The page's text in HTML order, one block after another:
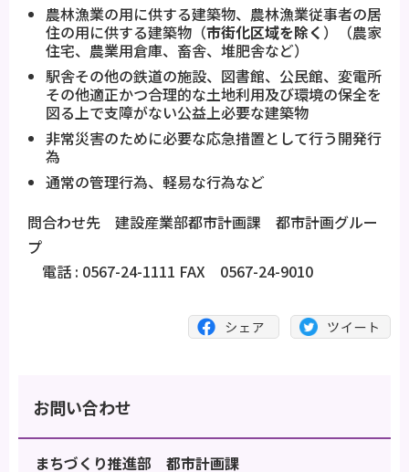
農林漁業の用に供する建築物、農林漁業従事者の居
住の用に供する建築物（市街化区域を除く ）（農家
住宅、農業用倉庫、畜舎、堆肥舎など）
駅舎その他の鉄道の施設、図書館、公民館、変電所
その他適正かつ合理的な土地利用及び環境の保全を
図る上で支障がない公益上必要な建築物
非常災害のために必要な応急措置として行う開発行
為
通常の管理行為、軽易な行為など
問合わせ先 建設産業部都市計画課 都市計画グルー
プ
電話 : 0567-24-1111 FAX 0567-24-9010
お問い合わせ
まちづくり推進部 都市計画課